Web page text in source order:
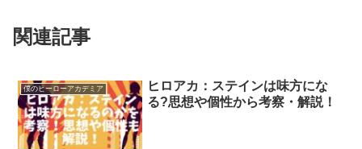
関連記事
僕のヒーローアカデミア
ヒロアカ：ステインは味方にな
る?思想や個性から考察・解説！